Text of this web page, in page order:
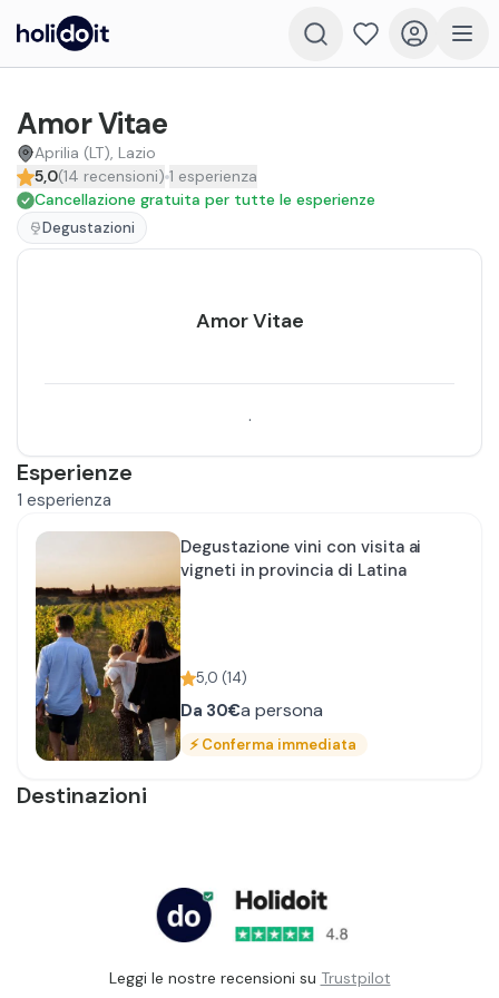
Amor Vitae
Aprilia (LT), Lazio
5,0(14 recensioni) 1 esperienza
Cancellazione gratuita per tutte le esperienze
Degustazioni
Esperienze
1 esperienza
Degustazione vini con visita ai
vigneti in provincia di Latina
5,0 (14)
Da 30€a persona
⚡Conferma immediata
Amor Vitae
.
Destinazioni
Leggi le nostre recensioni su Trustpilot